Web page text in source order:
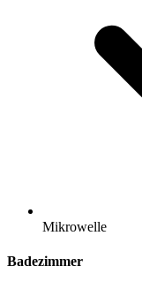
Mikrowelle
Badezimmer